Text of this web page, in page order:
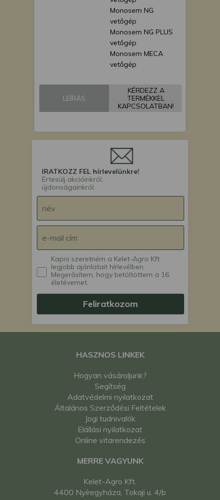
Monosem NG
vetőgép
Monosem NG PLUS
vetőgép
Monosem MECA
vetőgép
LEÍRÁS
KÉRDEZZ A
TERMÉKKEL
KAPCSOLATBAN!
IRATKOZZ FEL hírlevelünkre!
Értesülj akcióinkról,
újdonságainkról.
Kapni szeretném a Kelet-Agro Kft.
legjobb ajánlatait hírlevélben.
Megerősítem, hogy betöltöttem a 16.
életévemet.
Feliratkozom
HASZNOS LINKEK
Hogyan vásároljunk?
Segítség
Adatvédelmi nyilatkozat
Általános Szerződési Feltételek
Jogi tudnivalók
Elállási nyilatkozat
Online vitarendezés
MERRE VAGYUNK
Kelet-Agro Kft.
4400 Nyíregyháza, Tokaji u. 4/b
adatvédelmi szabályzatunk segítségével
bármikor megváltoztathatja a